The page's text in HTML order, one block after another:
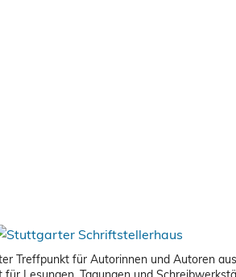
Treffpunkt für Autorinnen und Autoren